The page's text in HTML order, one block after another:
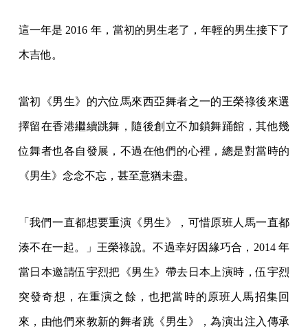
這一年是 2016 年，當初的男生老了，年輕的男生接下了
木吉他。
當初《男生》的六位馬來西亞舞者之一的王榮祿後來選
擇留在香港繼續跳舞，隨後創立不加鎖舞踊館，其他幾
位舞者也各自發展，不過在他們的心裡，總是對當時的
《男生》念念不忘，甚至意猶未盡。
「我們一直都想要重演《男生》，可惜原班人馬一直都
湊不在一起。」王榮祿說。不過幸好因緣巧合，2014 年
當日本邀請伍宇烈把《男生》帶去日本上演時，伍宇烈
突發奇想，在重演之餘，也把當時的原班人馬招集回
來，由他們來教新的舞者跳《男生》，為演出注入傳承